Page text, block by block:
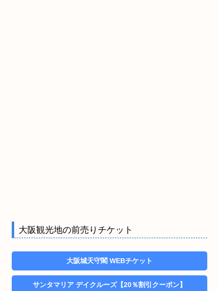
大阪観光地の前売りチケット
大阪城天守閣 WEBチケット
サンタマリア デイクルーズ【20％割引クーポン】